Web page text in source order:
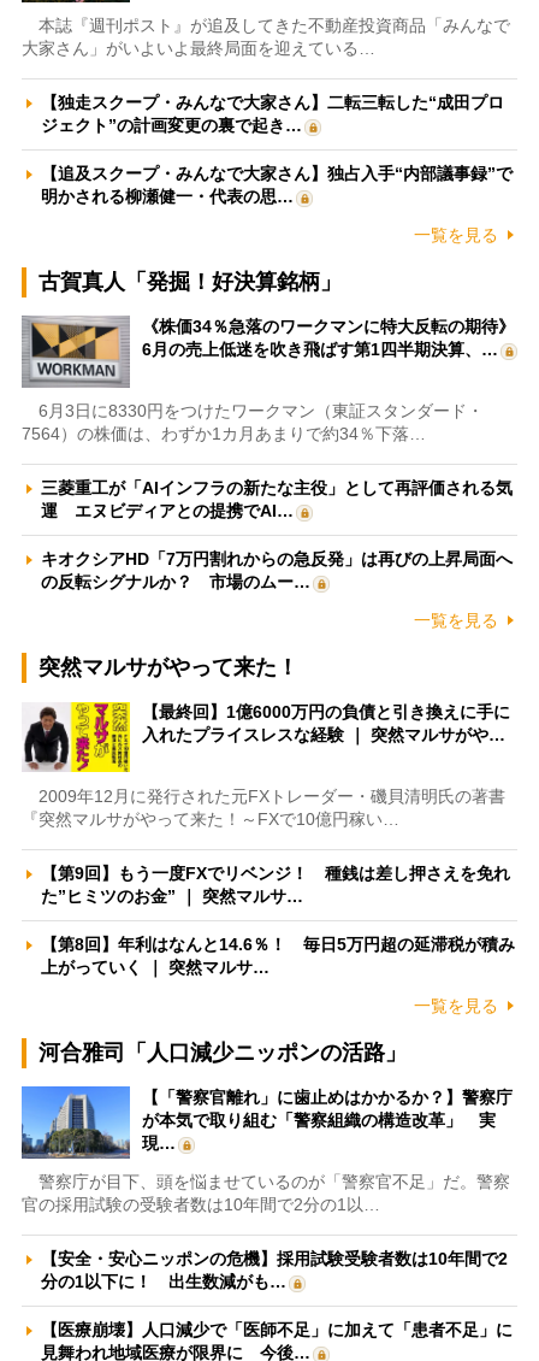
本誌『週刊ポスト』が追及してきた不動産投資商品「みんなで
大家さん」がいよいよ最終局面を迎えている…
【独走スクープ・みんなで大家さん】二転三転した“成田プロ
ジェクト”の計画変更の裏で起き…
【追及スクープ・みんなで大家さん】独占入手“内部議事録”で
明かされる柳瀬健一・代表の思…
一覧を見る
古賀真人「発掘！好決算銘柄」
《株価34％急落のワークマンに特大反転の期待》
6月の売上低迷を吹き飛ばす第1四半期決算、…
6月3日に8330円をつけたワークマン（東証スタンダード・
7564）の株価は、わずか1カ月あまりで約34％下落…
三菱重工が「AIインフラの新たな主役」として再評価される気
運 エヌビディアとの提携でAI…
キオクシアHD「7万円割れからの急反発」は再びの上昇局面へ
の反転シグナルか？ 市場のムー…
一覧を見る
突然マルサがやって来た！
【最終回】1億6000万円の負債と引き換えに手に
入れたプライスレスな経験 ｜ 突然マルサがや…
2009年12月に発行された元FXトレーダー・磯貝清明氏の著書
『突然マルサがやって来た！～FXで10億円稼い…
【第9回】もう一度FXでリベンジ！ 種銭は差し押さえを免れ
た”ヒミツのお金” ｜ 突然マルサ…
【第8回】年利はなんと14.6％！ 毎日5万円超の延滞税が積み
上がっていく ｜ 突然マルサ…
一覧を見る
河合雅司「人口減少ニッポンの活路」
【「警察官離れ」に歯止めはかかるか？】警察庁
が本気で取り組む「警察組織の構造改革」 実
現…
警察庁が目下、頭を悩ませているのが「警察官不足」だ。警察
官の採用試験の受験者数は10年間で2分の1以…
【安全・安心ニッポンの危機】採用試験受験者数は10年間で2
分の1以下に！ 出生数減がも…
【医療崩壊】人口減少で「医師不足」に加えて「患者不足」に
見舞われ地域医療が限界に 今後…